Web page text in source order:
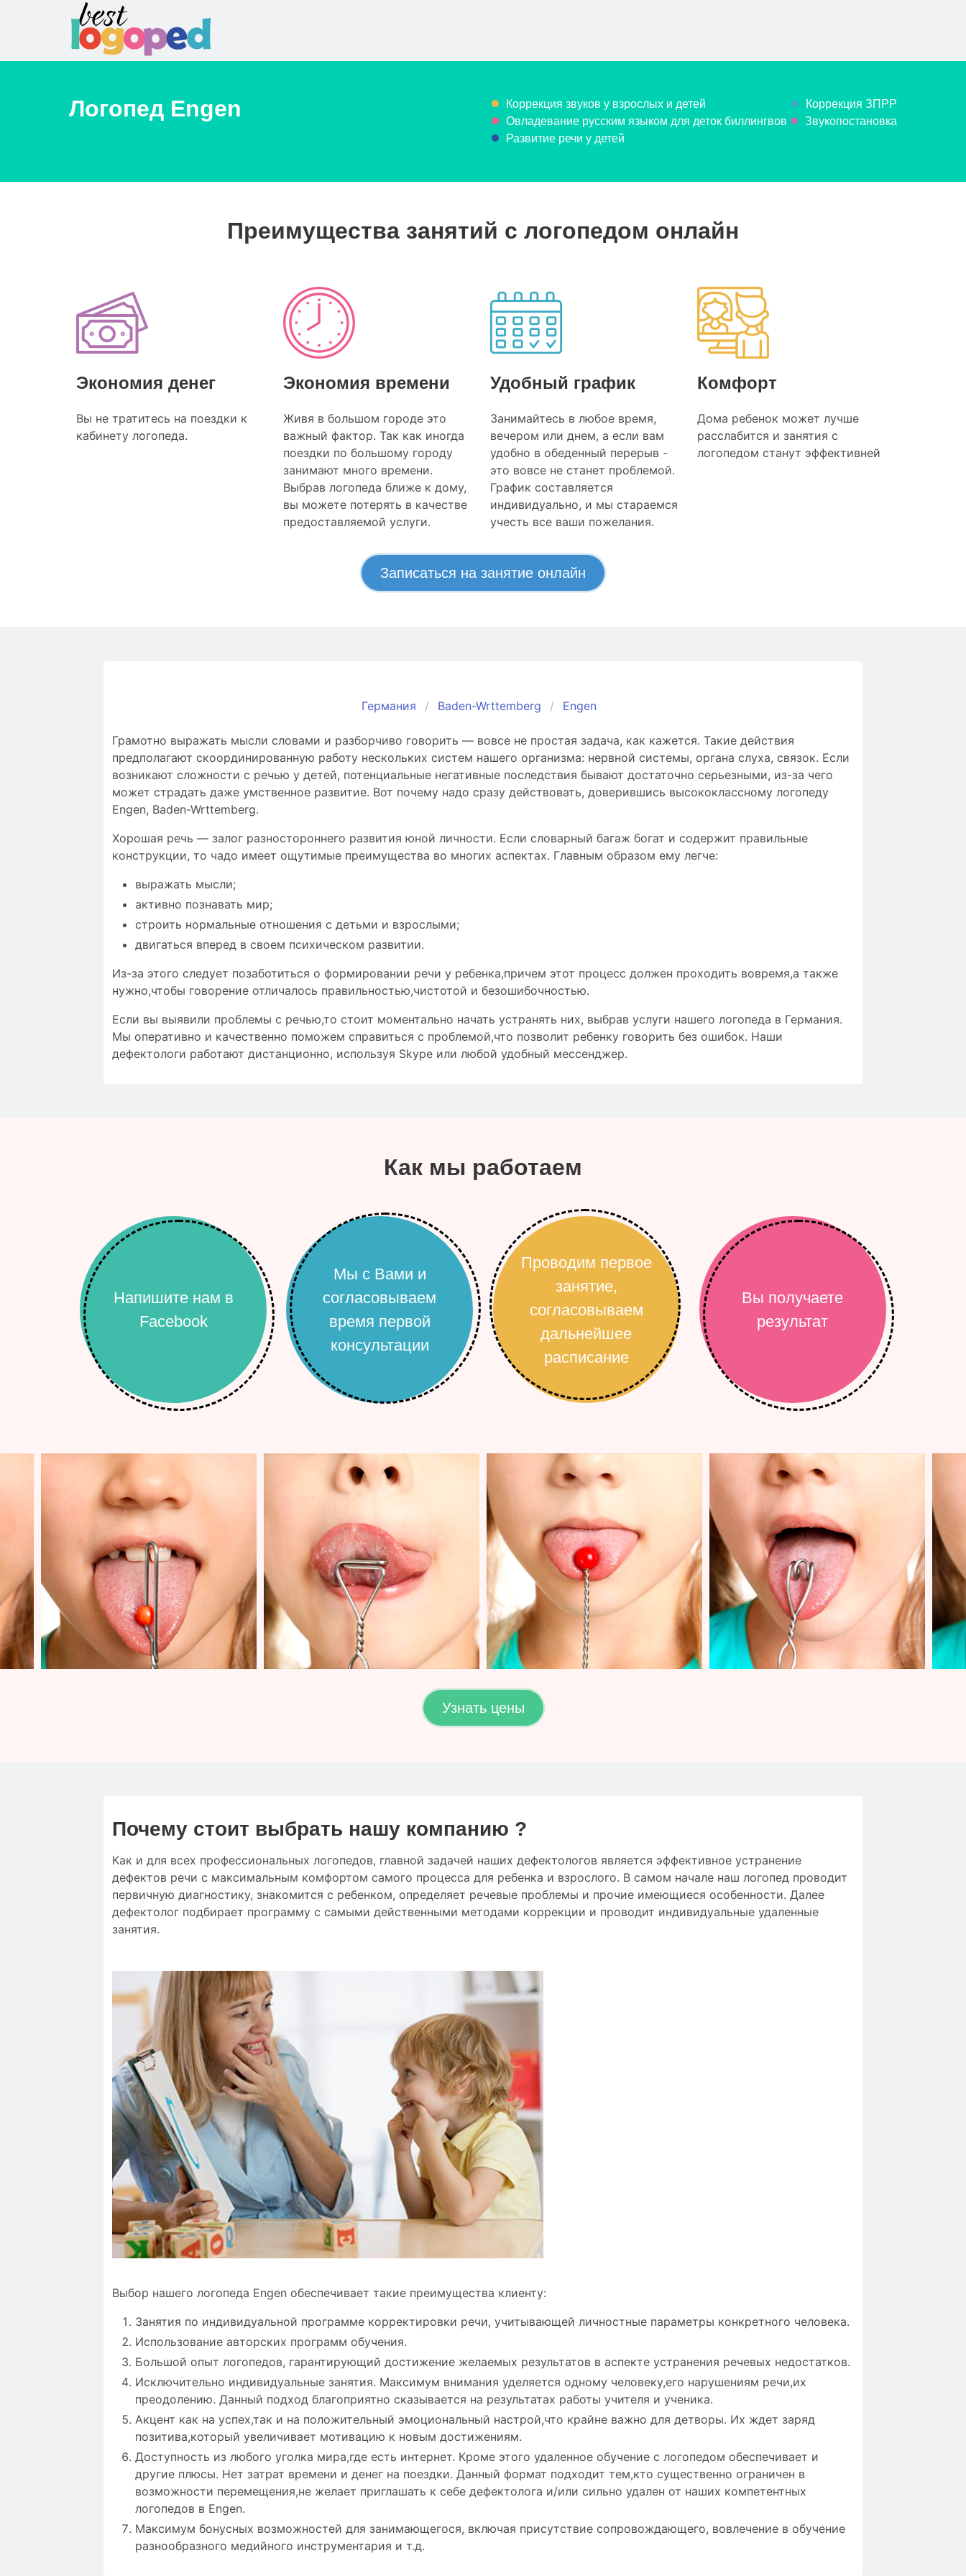
Логопед Engen Коррекция звуков у взрослых и детей
Коррекция ЗПРР
Овладевание русским языком для деток биллингвов
Звукопостановка
Развитие речи у детей
Преимущества занятий с логопедом онлайн
Экономия денег
Вы не тратитесь на поездки к
кабинету логопеда.
Экономия времени
Живя в большом городе это
важный фактор. Так как иногда
поездки по большому городу
занимают много времени.
Выбрав логопеда ближе к дому,
вы можете потерять в качестве
предоставляемой услуги.
Удобный график
Занимайтесь в любое время,
вечером или днем, а если вам
удобно в обеденный перерыв -
это вовсе не станет проблемой.
График составляется
индивидуально, и мы стараемся
учесть все ваши пожелания.
Комфорт
Дома ребенок может лучше
расслабится и занятия с
логопедом станут эффективней
Записаться на занятие онлайн
Германия Baden-Wrttemberg Engen
Грамотно выражать мысли словами и разборчиво говорить — вовсе не простая задача, как кажется. Такие действия
предполагают скоординированную работу нескольких систем нашего организма: нервной системы, органа слуха, связок. Если
возникают сложности c речью у детей, потенциальные негативные последствия бывают достаточно серьезными, из-за чего
может страдать даже умственное развитие. Вот почему надо сразу действовать, доверившись высококлассному логопеду
Engen, Baden-Wrttemberg.
Хорошая речь — залог разностороннего развития юной личности. Если словарный багаж богат и содержит правильные
конструкции, то чадо имеет ощутимые преимущества во многих аспектах. Главным образом ему легче:
выражать мысли;
активно познавать мир;
строить нормальные отношения с детьми и взрослыми;
двигаться вперед в своем психическом развитии.
Из-за этого следует позаботиться о формировании речи у ребенка,причем этот процесс должен проходить вовремя,а также
нужно,чтобы говорение отличалось правильностью,чистотой и безошибочностью.
Если вы выявили проблемы с речью,то стоит моментально начать устранять них, выбрав услуги нашего логопеда в Германия.
Мы оперативно и качественно поможем справиться с проблемой,что позволит ребенку говорить без ошибок. Наши
дефектологи работают дистанционно, используя Skype или любой удобный мессенджер.
Как мы работаем
Напишите нам в
Facebook
Мы с Вами и
согласовываем
время первой
консультации
Проводим первое
занятие,
согласовываем
дальнейшее
расписание
Вы получаете
результат
Узнать цены
Почему стоит выбрать нашу компанию ?
Как и для всех профессиональных логопедов, главной задачей наших дефектологов является эффективное устранение
дефектов речи с максимальным комфортом самого процесса для ребенка и взрослого. В самом начале наш логопед проводит
первичную диагностику, знакомится с ребенком, определяет речевые проблемы и прочие имеющиеся особенности. Далее
дефектолог подбирает программу с самыми действенными методами коррекции и проводит индивидуальные удаленные
занятия.
Выбор нашего логопеда Engen обеспечивает такие преимущества клиенту:
Занятия по индивидуальной программе корректировки речи, учитывающей личностные параметры конкретного человека.
Использование авторских программ обучения.
Большой опыт логопедов, гарантирующий достижение желаемых результатов в аспекте устранения речевых недостатков.
Исключительно индивидуальные занятия. Максимум внимания уделяется одному человеку,его нарушениям речи,их
преодолению. Данный подход благоприятно сказывается на результатах работы учителя и ученика.
Акцент как на успех,так и на положительный эмоциональный настрой,что крайне важно для детворы. Их ждет заряд
позитива,который увеличивает мотивацию к новым достижениям.
Доступность из любого уголка мира,где есть интернет. Кроме этого удаленное обучение с логопедом обеспечивает и
другие плюсы. Нет затрат времени и денег на поездки. Данный формат подходит тем,кто существенно ограничен в
возможности перемещения,не желает приглашать к себе дефектолога и/или сильно удален от наших компетентных
логопедов в Engen.
Максимум бонусных возможностей для занимающегося, включая присутствие сопровождающего, вовлечение в обучение
разнообразного медийного инструментария и т.д.